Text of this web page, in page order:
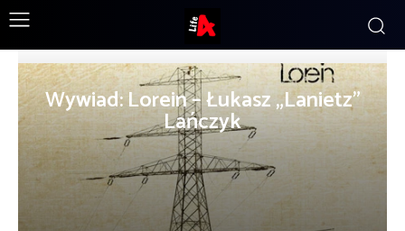
Wywiad: Lorein – Łukasz „Lanietz”
Lańczyk